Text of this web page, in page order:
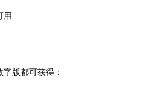
用
版都可获得：